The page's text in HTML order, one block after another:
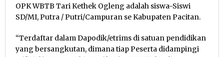
OPK WBTB Tari Kethek Ogleng adalah siswa-Siswi
SD/MI, Putra / Putri/Campuran se Kabupaten Pacitan.
“Terdaftar dalam Dapodik/etrims di satuan pendidikan
yang bersangkutan, dimana tiap Peserta didampingi